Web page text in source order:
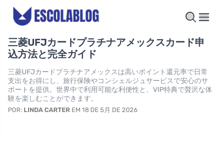
三菱UFJカードプラチナアメックスカード申
込方法と完全ガイド
三菱UFJカードプラチナアメックスは高いポイント還元率で日常
支出をお得にし、旅行保険やコンシェルジュサービスで安心のサ
ポートを提供。世界中で利用可能な利便性と、VIP特典で贅沢な体
験を楽しむことができます。
POR: LINDA CARTER EM 18 DE 5月 DE 2026